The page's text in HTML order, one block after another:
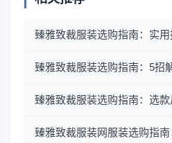
臻雅致裁服装选购指南：实
臻雅致裁服装选购指南：5招
臻雅致裁服装选购指南：选
臻雅致裁服装网服装选购指